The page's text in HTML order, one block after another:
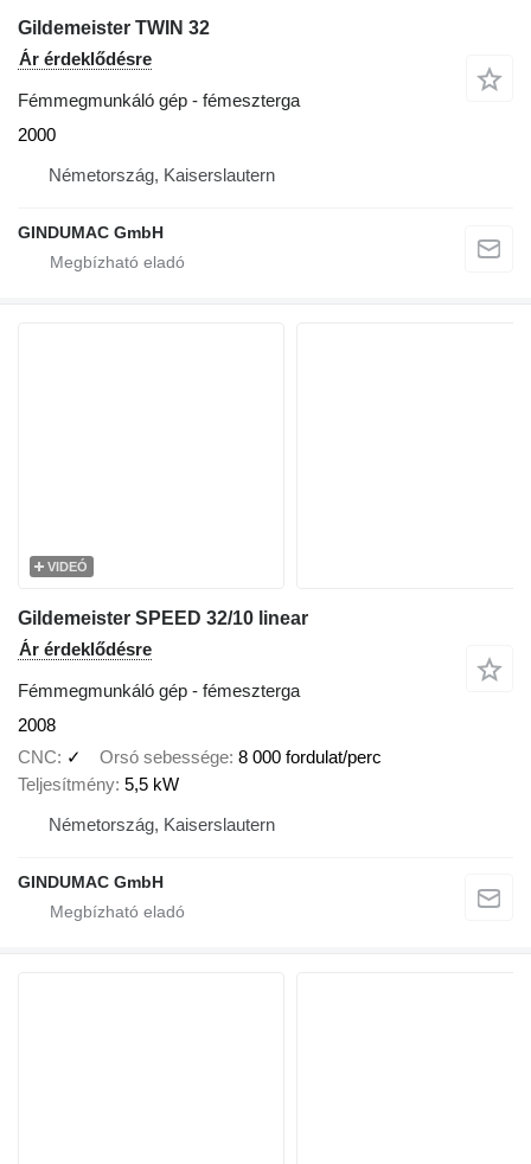
Gildemeister TWIN 32
Ár érdeklődésre
Fémmegmunkáló gép - fémeszterga
2000
Németország, Kaiserslautern
GINDUMAC GmbH
VIDEÓ
Gildemeister SPEED 32/10 linear
Ár érdeklődésre
Fémmegmunkáló gép - fémeszterga
2008
CNC
✓ Orsó sebessége 8 000 fordulat/perc
Teljesítmény 5,5 kW
Németország, Kaiserslautern
GINDUMAC GmbH